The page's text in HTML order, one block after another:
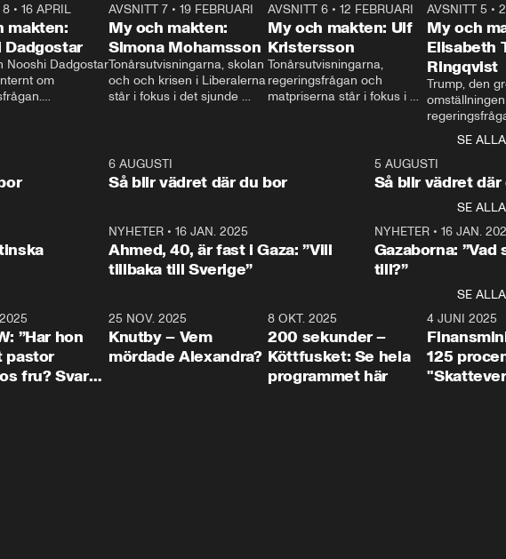
8• 16 APRIL
makten:
Dadgostar
Nooshi Dadgostar
om
upp i val. Ska vi
sitter vi förstås
24:30
AVSNITT 7• 19 FEBRUARI
My och makten:
Simona Mohamsson
Tonårsutvisningarna, skolan
och och krisen i Liberalerna
står i fokus i det sjunde
kommentator My
Rohwedder ställer
utbildnings- och
Mohamsson till svars.
27:30
AVSNITT 6 •12 FEBRUARI
My och makten: Ulf
Kristersson
Tonårsutvisningarna,
regeringsfrågan och
matpriserna står i fokus i
Rohwedder ställer
statsminister Ulf Kristersson
AVSNITT 5 •
My och
Elisabeth
Ringqvist
Trump, den
centrum i
avsnittet av
Makten”. Se
Aftonbladets
Rohwedder
Thand Ring
SE ALLA
6 AUGUSTI
Så blir vädret där du bor
5 AUGUSTI
Så blir vädret där
SE ALLA
NYHETER• 16 JAN. 2025
Ahmed, 40, är fast i Gaza: ”Vill
tillbaka till Sverige”
NYHETER• 16 JAN.
Gazaborna:
till?”
SE ALLA
”Har hon
pastor
fru? Svar
31:05
25 NOV. 2025
Knutby – Vem
mördade Alexandra?
4:29
8 OKT. 2025
200 sekunder –
Köttfusket: Se hela
programmet här
4 JUNI 2025
125